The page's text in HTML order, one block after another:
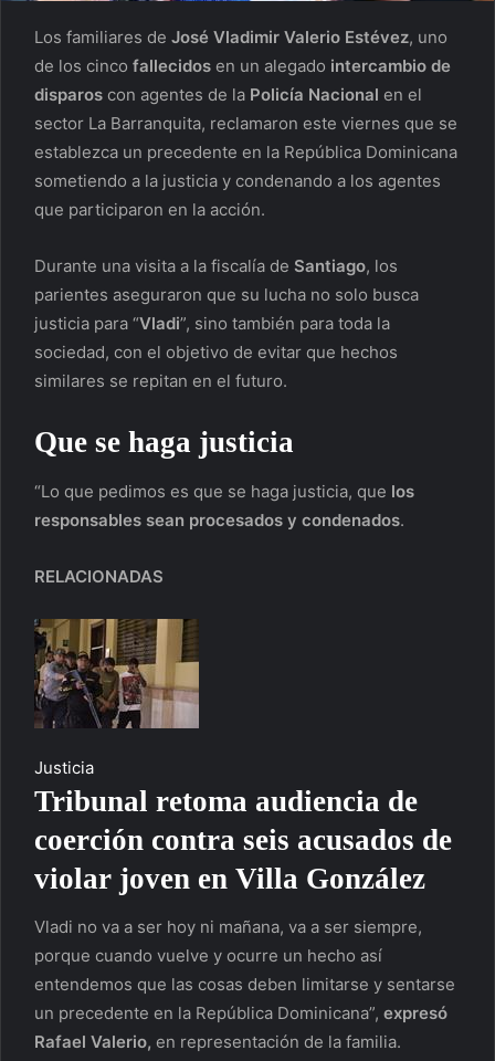
Los familiares de José Vladimir Valerio Estévez, uno
de los cinco fallecidos en un alegado intercambio de
disparos con agentes de la Policía Nacional en el
sector La Barranquita, reclamaron este viernes que se
establezca un precedente en la República Dominicana
sometiendo a la justicia y condenando a los agentes
que participaron en la acción.
Durante una visita a la fiscalía de Santiago, los
parientes aseguraron que su lucha no solo busca
justicia para “Vladi”, sino también para toda la
sociedad, con el objetivo de evitar que hechos
similares se repitan en el futuro.
Que se haga justicia
“Lo que pedimos es que se haga justicia, que los
responsables sean procesados y condenados.
RELACIONADAS
Justicia
Tribunal retoma audiencia de
coerción contra seis acusados de
violar joven en Villa González
Vladi no va a ser hoy ni mañana, va a ser siempre,
porque cuando vuelve y ocurre un hecho así
entendemos que las cosas deben limitarse y sentarse
un precedente en la República Dominicana”, expresó
Rafael Valerio, en representación de la familia.